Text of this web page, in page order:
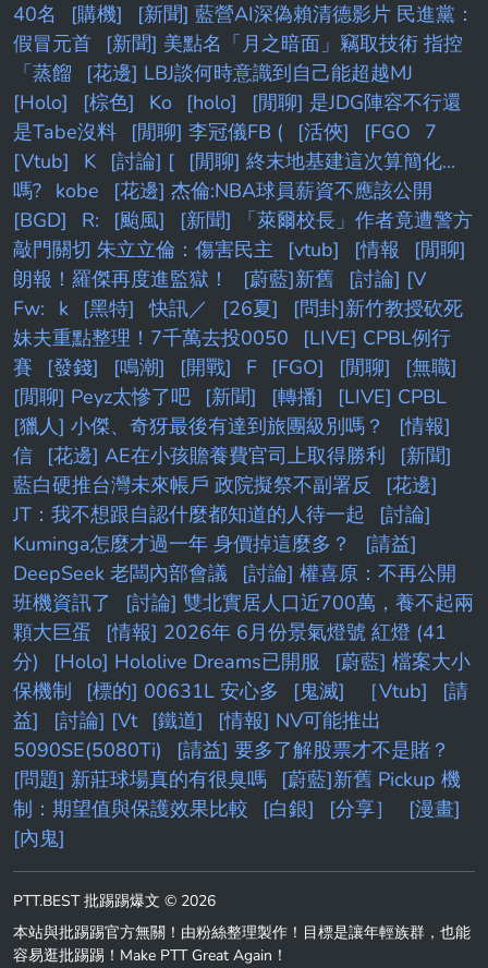
40名
[購機]
[新聞] 藍營AI深偽賴清德影片 民進黨：
假冒元首
[新聞] 美點名「月之暗面」竊取技術 指控
「蒸餾
[花邊] LBJ談何時意識到自己能超越MJ
[Holo]
[棕色] Ko [holo]
[閒聊] 是JDG陣容不行還
是Tabe沒料
[閒聊] 李冠儀FB ( [活俠] [FGO
7
[Vtub]
K [討論] [
[閒聊] 終末地基建這次算簡化...
嗎? kobe
[花邊] 杰倫:NBA球員薪資不應該公開
[BGD]
R: [颱風]
[新聞] 「萊爾校長」作者竟遭警方
敲門關切 朱立立倫：傷害民主
[vtub] [情報
[閒聊]
朗報！羅傑再度進監獄！
[蔚藍]新舊
[討論] [V
Fw:
k [黑特] 快訊／ [26夏]
[問卦]新竹教授砍死
妹夫重點整理！7千萬去投0050
[LIVE] CPBL例行
賽
[發錢] [鳴潮] [開戰] F [FGO] [閒聊]
[無職]
[閒聊] Peyz太慘了吧
[新聞] [轉播]
[LIVE] CPBL
[獵人] 小傑、奇犽最後有達到旅團級別嗎？
[情報]
信
[花邊] AE在小孩贍養費官司上取得勝利
[新聞]
藍白硬推台灣未來帳戶 政院擬祭不副署反
[花邊]
JT：我不想跟自認什麼都知道的人待一起
[討論]
Kuminga怎麼才過一年 身價掉這麼多？
[請益]
DeepSeek 老闆內部會議
[討論] 權喜原：不再公開
班機資訊了
[討論] 雙北實居人口近700萬，養不起兩
顆大巨蛋
[情報] 2026年 6月份景氣燈號 紅燈 (41
分)
[Holo] Hololive Dreams已開服
[蔚藍] 檔案大小
保機制
[標的] 00631L 安心多 [鬼滅] ［Vtub]
[請
益]
[討論] [Vt [鐵道]
[情報] NV可能推出
5090SE(5080Ti)
[請益] 要多了解股票才不是賭？
[問題] 新莊球場真的有很臭嗎
[蔚藍]新舊 Pickup 機
制：期望值與保護效果比較
[白銀] [分享］
[漫畫]
[內鬼]
PTT.BEST 批踢踢爆文 © 2026
本站與批踢踢官方無關！由粉絲整理製作！目標是讓年輕族群，也能
容易逛批踢踢！Make PTT Great Again！